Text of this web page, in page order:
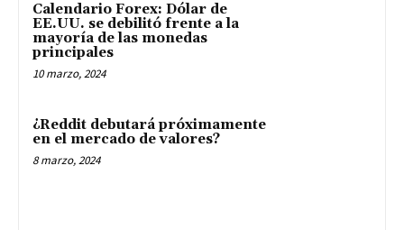
Calendario Forex: Dólar de
EE.UU. se debilitó frente a la
mayoría de las monedas
principales
10 marzo, 2024
¿Reddit debutará próximamente
en el mercado de valores?
8 marzo, 2024